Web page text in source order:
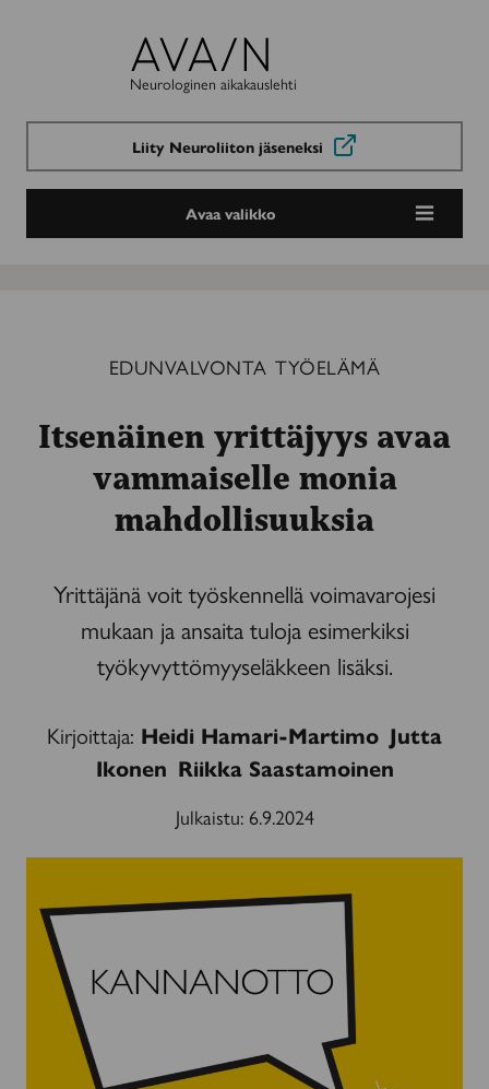
Avain-
lehti
Neurologinen aikakauslehti
Liity Neuroliiton jäseneksi
Avaa valikko
EDUNVALVONTA TYÖELÄMÄ
Itsenäinen yrittäjyys avaa
vammaiselle monia
mahdollisuuksia
Yrittäjänä voit työskennellä voimavarojesi
mukaan ja ansaita tuloja esimerkiksi
työkyvyttömyyseläkkeen lisäksi.
Kirjoittaja: Heidi Hamari-Martimo Jutta
Ikonen Riikka Saastamoinen
Julkaistu: 6.9.2024